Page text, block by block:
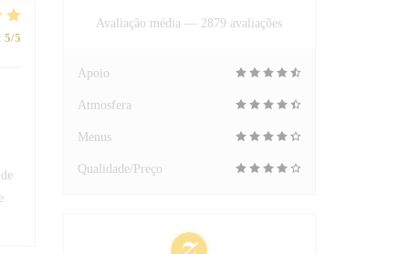
: 5/5
Avaliação média — 2879 avaliações
Apoio
Atmosfera
Menus
Qualidade/Preço